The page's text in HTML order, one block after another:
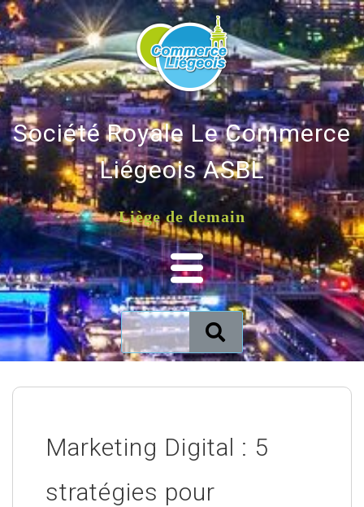
Société Royale Le Commerce
Liégeois ASBL
Liège de demain
Marketing Digital : 5
stratégies pour